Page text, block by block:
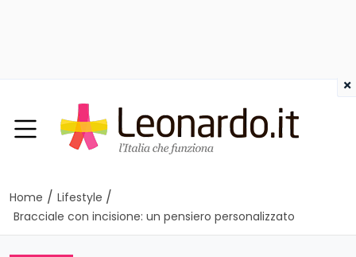
Home / Lifestyle /
Bracciale con incisione: un pensiero personalizzato
×